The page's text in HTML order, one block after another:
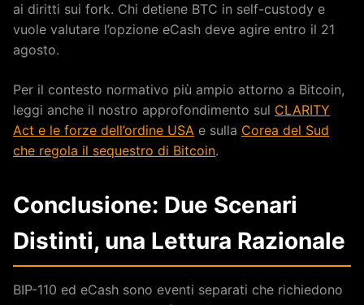
ai diritti sui fork. Chi detiene BTC in self-custody e
vuole valutare l’opzione eCash deve agire entro il 21
agosto.
Per il contesto normativo più ampio attorno a Bitcoin,
leggi anche il nostro approfondimento sul CLARITY
Act e le forze dell’ordine USA e sulla Corea del Sud
che regola il sequestro di Bitcoin.
Conclusione: Due Scenari
Distinti, una Lettura Razionale
BIP-110 ed eCash sono eventi separati che richiedono